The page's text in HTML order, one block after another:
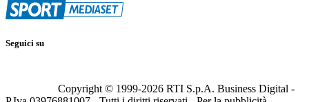
Seguici su
Copyright © 1999-2026 RTI S.p.A. Business Digital -